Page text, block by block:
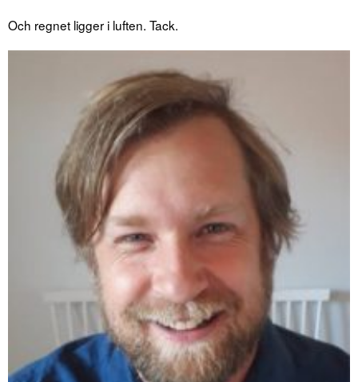
Och regnet ligger i luften. Tack.